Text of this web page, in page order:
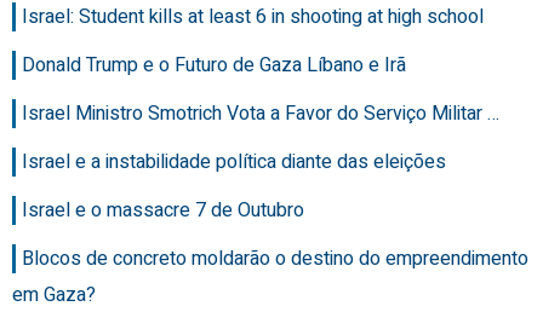
Israel: Student kills at least 6 in shooting at high school
Donald Trump e o Futuro de Gaza Líbano e Irã
Israel Ministro Smotrich Vota a Favor do Serviço Militar …
Israel e a instabilidade política diante das eleições
Israel e o massacre 7 de Outubro
Blocos de concreto moldarão o destino do empreendimento
em Gaza?